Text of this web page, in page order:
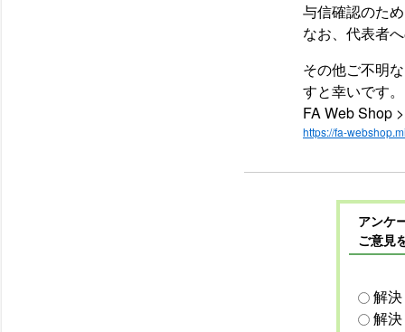
与信確認のた
なお、代表者
その他ご不明
すと幸いです。
FA Web Shop
https://fa-
アンケ
ご意見
解
解